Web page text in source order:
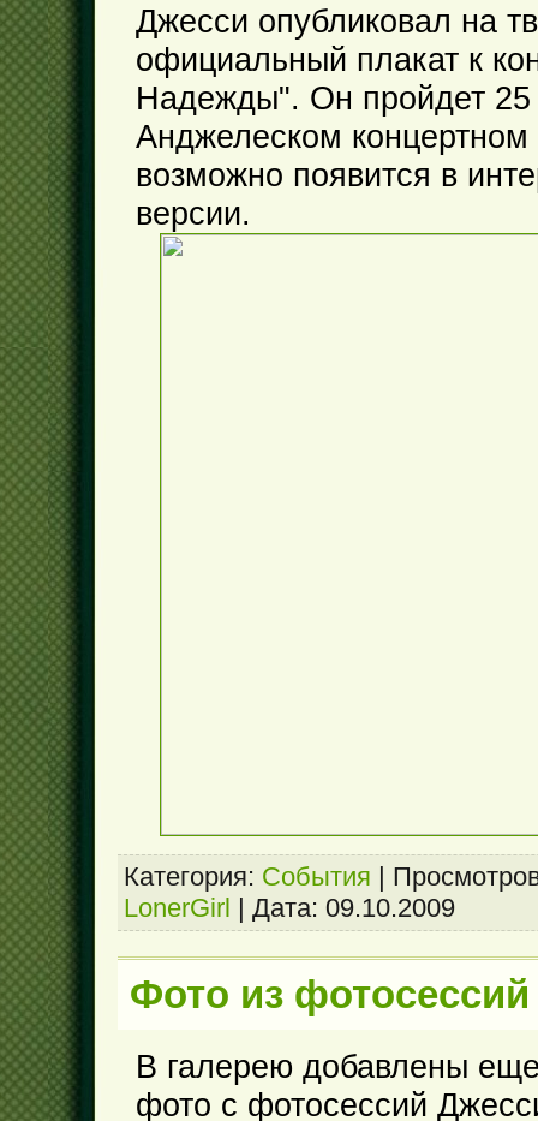
Джесси опубликовал на
официальный плакат к
Надежды". Он пройдет 25
Анджелеском
возможно появится в
версии.
Категория: События |
LonerGirl | Дата: 09.10.2009
Фото из фотосессий
В галерею добавлены
фото с фотосессий